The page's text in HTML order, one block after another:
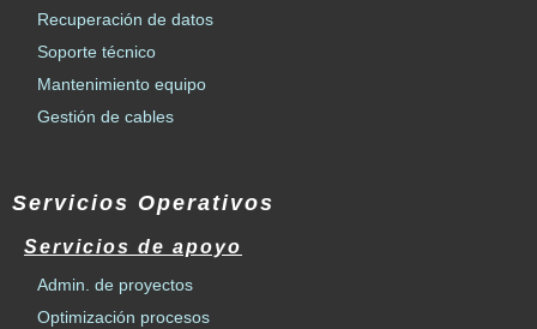
Recuperación de datos
Soporte técnico
Mantenimiento equipo
Gestión de cables
Servicios Operativos
Servicios de apoyo
Admin. de proyectos
Optimización procesos